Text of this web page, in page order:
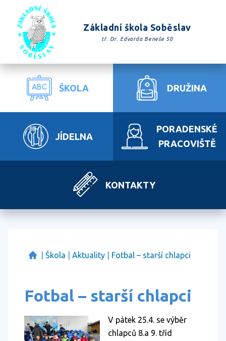
Základní škola Soběslav
tř. Dr. Edvarda Beneše 50
ŠKOLA DRUŽINA
JÍDELNA
PORADENSKÉ
PRACOVIŠTĚ
KONTAKTY
Škola Aktuality Fotbal – starší chlapci
Fotbal – starší chlapci
V pátek 25.4. se výběr
chlapců 8.a 9. tříd